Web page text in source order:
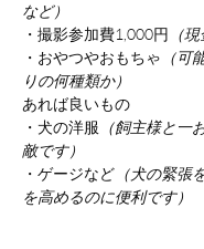
など）
・撮影参加費1,000円 （
・おやつやおもちゃ （可
りの何種類か）
あれば良いもの
・犬の洋服 （飼主様と一
敵です）
・ゲージなど （犬の緊張
を高めるのに便利です）